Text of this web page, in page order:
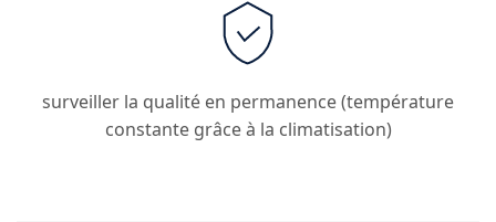
surveiller la qualité en permanence (température
constante grâce à la climatisation)